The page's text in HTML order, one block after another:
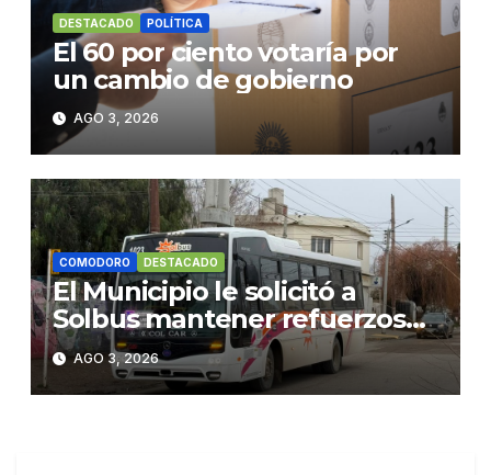
DESTACADO POLÍTICA
El 60 por ciento votaría por
un cambio de gobierno
AGO 3, 2026
COMODORO DESTACADO
El Municipio le solicitó a
Solbus mantener refuerzos
escolares y servicios
habituales
AGO 3, 2026